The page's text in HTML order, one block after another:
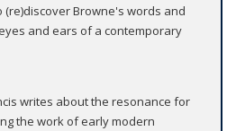
(re)discover Browne's words and
and ears of a contemporary
writes about the resonance for
the work of early modern